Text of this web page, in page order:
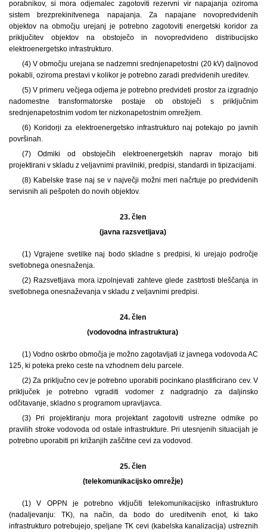
porabnikov, si mora odjemalec zagotoviti rezervni vir napajanja oziroma
sistem brezprekinitvenega napajanja. Za napajane novopredvidenih
objektov na območju urejanj je potrebno zagotoviti energetski koridor za
priključitev objektov na obstoječo in novopredvideno distribucijsko
elektroenergetsko infrastrukturo.
(4) V območju urejana se nadzemni srednjenapetostni (20 kV) daljnovod
pokabli, oziroma prestavi v kolikor je potrebno zaradi predvidenih ureditev.
(5) V primeru večjega odjema je potrebno predvideti prostor za izgradnjo
nadomestne transformatorske postaje ob obstoječi s priključnim
srednjenapetostnim vodom ter nizkonapetostnim omrežjem.
(6) Koridorji za elektroenergetsko infrastrukturo naj potekajo po javnih
površinah.
(7) Odmiki od obstoječih elektroenergetskih naprav morajo biti
projektirani v skladu z veljavnimi pravilniki, predpisi, standardi in tipizacijami.
(8) Kabelske trase naj se v največji možni meri načrtuje po predvidenih
servisnih ali pešpoteh do novih objektov.
23. člen
(javna razsvetljava)
(1) Vgrajene svetilke naj bodo skladne s predpisi, ki urejajo področje
svetlobnega onesnaženja.
(2) Razsvetljava mora izpolnjevati zahteve glede zastrtosti bleščanja in
svetlobnega onesnaževanja v skladu z veljavnimi predpisi.
24. člen
(vodovodna infrastruktura)
(1) Vodno oskrbo območja je možno zagotavljati iz javnega vodovoda AC
125, ki poteka preko ceste na vzhodnem delu parcele.
(2) Za priključno cev je potrebno uporabiti pocinkano plastificirano cev. V
priključek je potrebno vgraditi vodomer z nadgradnjo za daljinsko
odčitavanje, skladno s programom upravljavca.
(3) Pri projektiranju mora projektant zagotoviti ustrezne odmike po
pravilih stroke vodovoda od ostale infrastrukture. Pri utesnjenih situacijah je
potrebno uporabiti pri križanjih zaščitne cevi za vodovod.
25. člen
(telekomunikacijsko omrežje)
(1) V OPPN je potrebno vključiti telekomunikacijsko infrastrukturo
(nadaljevanju: TK), na način, da bodo do ureditvenih enot, ki tako
infrastrukturo potrebujejo, speljane TK cevi (kabelska kanalizacija) ustreznih